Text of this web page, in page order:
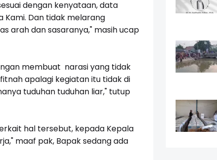
dengan kenyataan, data
Dan tidak melarang
arah dan sasaranya," masih ucap
membuat narasi yang tidak
apalagi kegiatan itu tidak di
tuduhan tuduhan liar," tutup
hal tersebut, kepada Kepala
maaf pak, Bapak sedang ada